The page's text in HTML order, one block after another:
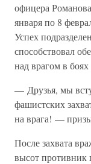
офицера
января по 8
Успех
способствовал
над врагом в
— Друзья, мы
фашистских
на врага! —
После захвата
высот противник